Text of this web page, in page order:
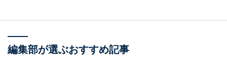
編集部が選ぶおすすめ記事